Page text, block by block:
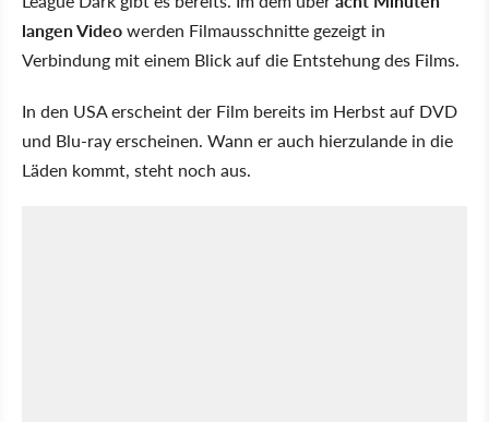
langen Videowerden Filmausschnitte gezeigt in
Verbindung mit einem Blick auf die Entstehung des Films.
In den USA erscheint der Film bereits im Herbst auf DVD
und Blu-ray erscheinen. Wann er auch hierzulande in die
Läden kommt, steht noch aus.